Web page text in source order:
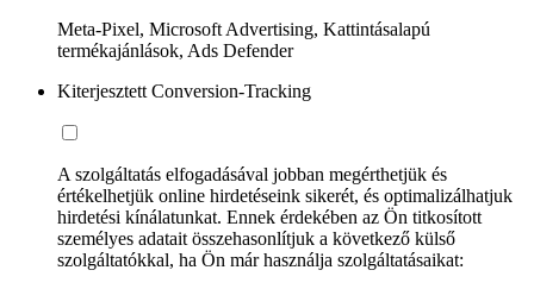
Meta-Pixel, Microsoft Advertising, Kattintásalapú
termékajánlások, Ads Defender
Kiterjesztett Conversion-Tracking
A szolgáltatás elfogadásával jobban megérthetjük és
értékelhetjük online hirdetéseink sikerét, és optimalizálhatjuk
hirdetési kínálatunkat. Ennek érdekében az Ön titkosított
személyes adatait összehasonlítjuk a következő külső
szolgáltatókkal, ha Ön már használja szolgáltatásaikat: